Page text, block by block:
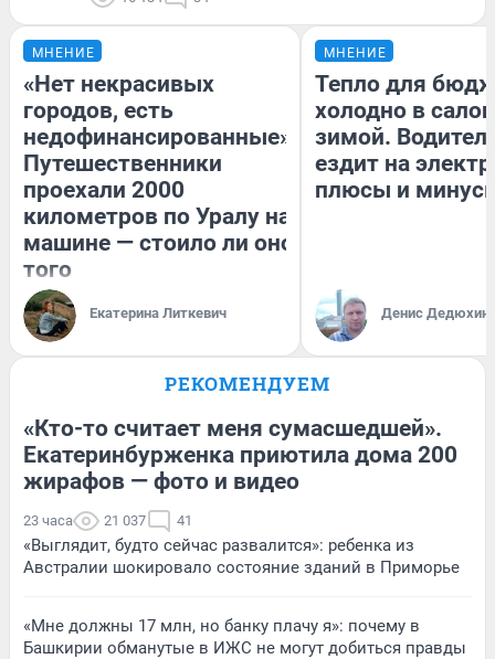
МНЕНИЕ
«Нет некрасивых
городов, есть
недофинансированные».
Путешественники
проехали 2000
километров по Уралу на
машине — стоило ли оно
того
Екатерина Литкевич
МНЕНИЕ
Тепло для
холодно в
зимой.
ездит на
плюсы и
Денис Дедюхин
РЕКОМЕНДУЕМ
«Кто-то считает меня сумасшедшей».
Екатеринбурженка приютила дома 200
жирафов — фото и видео
23 часа 21 037 41
«Выглядит, будто сейчас развалится»: ребенка из
Австралии шокировало состояние зданий в Приморье
«Мне должны 17 млн, но банку плачу я»: почему в
Башкирии обманутые в ИЖС не могут добиться правды